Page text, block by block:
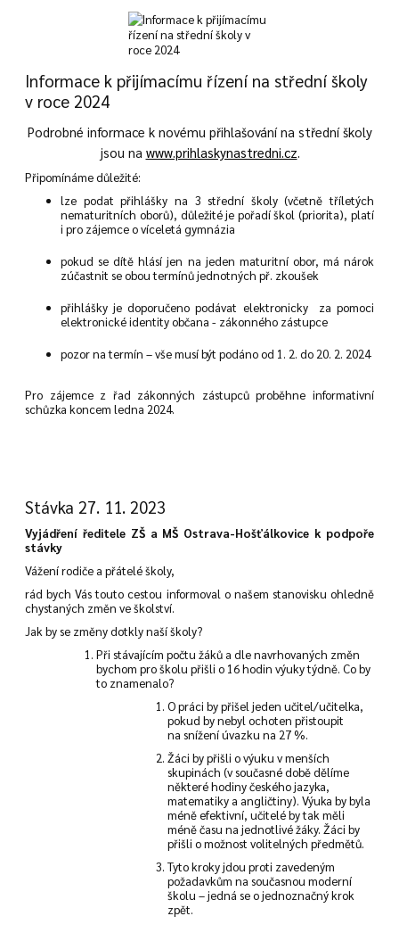
Informace k přijímacímu řízení na střední školy
v roce 2024
Podrobné informace k novému přihlašování na střední školy
jsou na www.prihlaskynastredni.cz.
Připomínáme důležité:
lze podat přihlášky na 3 střední školy (včetně tříletých
nematuritních oborů), důležité je pořadí škol (priorita), platí
i pro zájemce o víceletá gymnázia
pokud se dítě hlásí jen na jeden maturitní obor, má nárok
zúčastnit se obou termínů jednotných př. zkoušek
přihlášky je doporučeno podávat elektronicky za pomoci
elektronické identity občana - zákonného zástupce
pozor na termín – vše musí být podáno od 1. 2. do 20. 2. 2024
Pro zájemce z řad zákonných zástupců proběhne informativní
schůzka koncem ledna 2024.
Stávka 27. 11. 2023
Vyjádření ředitele ZŠ a MŠ Ostrava-Hošťálkovice k podpoře
stávky
Vážení rodiče a přátelé školy,
rád bych Vás touto cestou informoval o našem stanovisku ohledně
chystaných změn ve školství.
Jak by se změny dotkly naší školy?
Při stávajícím počtu žáků a dle navrhovaných změn
bychom pro školu přišli o 16 hodin výuky týdně. Co by
to znamenalo?
O práci by přišel jeden učitel/učitelka,
pokud by nebyl ochoten přistoupit
na snížení úvazku na 27 %.
Žáci by přišli o výuku v menších
skupinách (v současné době dělíme
některé hodiny českého jazyka,
matematiky a angličtiny). Výuka by byla
méně efektivní, učitelé by tak měli
méně času na jednotlivé žáky. Žáci by
přišli o možnost volitelných předmětů.
Tyto kroky jdou proti zavedeným
požadavkům na současnou moderní
školu – jedná se o jednoznačný krok
zpět.